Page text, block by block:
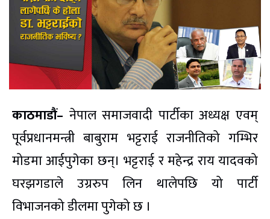
काठमाडौं– नेपाल समाजवादी पार्टीका अध्यक्ष एवम्
पूर्वप्रधानमन्त्री बाबुराम भट्टराई राजनीतिको गम्भिर
मोडमा आईपुगेका छन्। भट्टराई र महेन्द्र राय यादवको
घरझगडाले उग्ररुप लिन थालेपछि यो पार्टी
विभाजनको डीलमा पुगेको छ ।